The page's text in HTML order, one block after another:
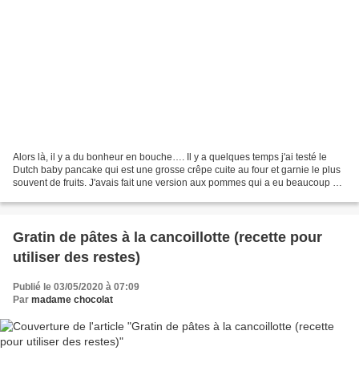
Alors là, il y a du bonheur en bouche…. Il y a quelques temps j'ai testé le
Dutch baby pancake qui est une grosse crêpe cuite au four et garnie le plus
souvent de fruits. J'avais fait une version aux pommes qui a eu beaucoup de
Gratin de pâtes à la cancoillotte (recette pour
utiliser des restes)
Publié le 03/05/2020 à 07:09
Par madame chocolat